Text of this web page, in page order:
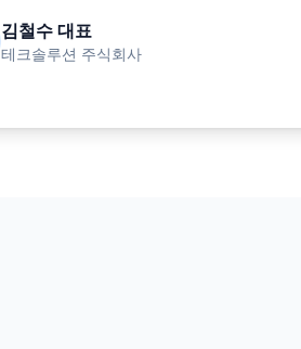
김철수 대표
테크솔루션 주식회사